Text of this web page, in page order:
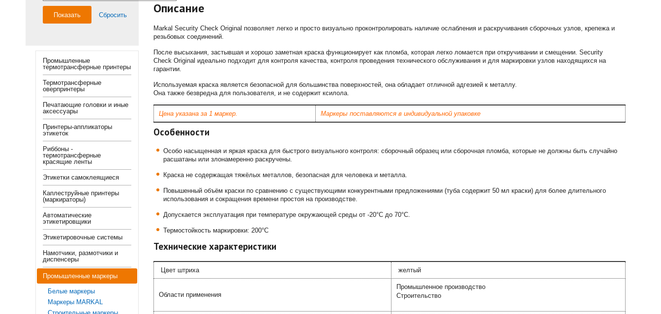
Показать Сбросить
Промышленные
термотрансферные принтеры
Термотрансферные
оверпринтеры
Печатающие головки и иные
аксессуары
Принтеры-аппликаторы
этикеток
Риббоны -
термотрансферные
красящие ленты
Этикетки самоклеящиеся
Каплеструйные принтеры
(маркираторы)
Автоматические
этикетировщики
Этикетировочные системы
Намотчики, размотчики и
диспенсеры
Промышленные маркеры
Белые маркеры
Маркеры MARKAL
Описание
Markal Security Check Original позволяет легко и просто визуально проконтролировать наличие ослабления и раскручивания сборочных узлов, крепежа и
резьбовых соединений.
После высыхания, застывшая и хорошо заметная краска функционирует как пломба, которая легко ломается при откручивании и смещении. Security
Check Original идеально подходит для контроля качества, контроля проведения технического обслуживания и для маркировки узлов находящихся на
гарантии.
Используемая краска является безопасной для большинства поверхностей, она обладает отличной адгезией к металлу.
Она также безвредна для пользователя, и не содержит ксилола.
Цена указана за 1 маркер. Маркеры поставляются в индивидуальной упаковке
Особенности
Особо насыщенная и яркая краска для быстрого визуального контроля: сборочный образец или сборочная пломба, которые не должны быть случайно
расшатаны или злонамеренно раскручены.
Краска не содержащая тяжёлых металлов, безопасная для человека и металла.
Повышенный объём краски по сравнению с существующими конкурентными предложениями (туба содержит 50 мл краски) для более длительного
использования и сокращения времени простоя на производстве.
Допускается эксплуатация при температуре окружающей среды от -20°C до 70°C.
Термостойкость маркировки: 200°C
Технические характеристики
Цвет штриха желтый
Области применения
Промышленное производство
Строительство